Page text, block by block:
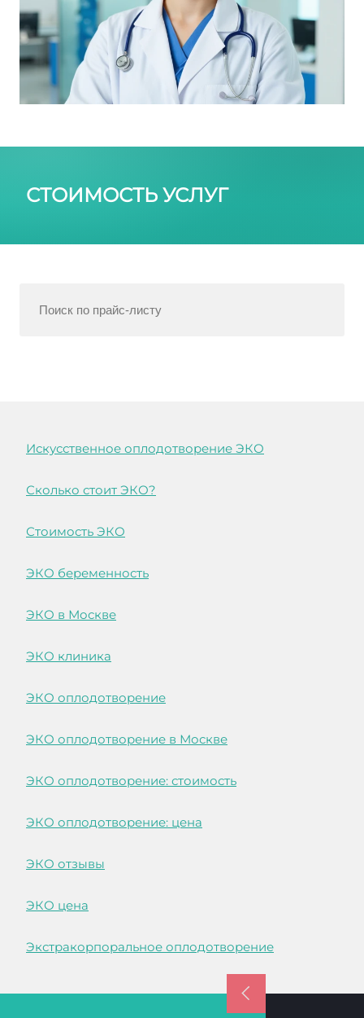
СТОИМОСТЬ УСЛУГ
Искусственное оплодотворение ЭКО
Сколько стоит ЭКО?
Стоимость ЭКО
ЭКО беременность
ЭКО в Москве
ЭКО клиника
ЭКО оплодотворение
ЭКО оплодотворение в Москве
ЭКО оплодотворение: стоимость
ЭКО оплодотворение: цена
ЭКО отзывы
ЭКО цена
Экстракорпоральное оплодотворение